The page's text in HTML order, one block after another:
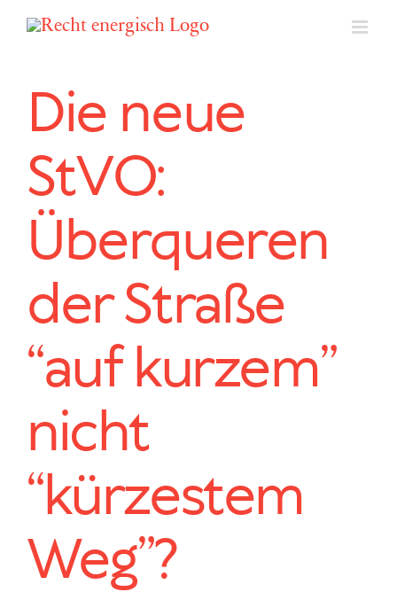
Die neue
StVO:
Überqueren
der Straße
“auf kurzem”
nicht
“kürzestem
Weg”?